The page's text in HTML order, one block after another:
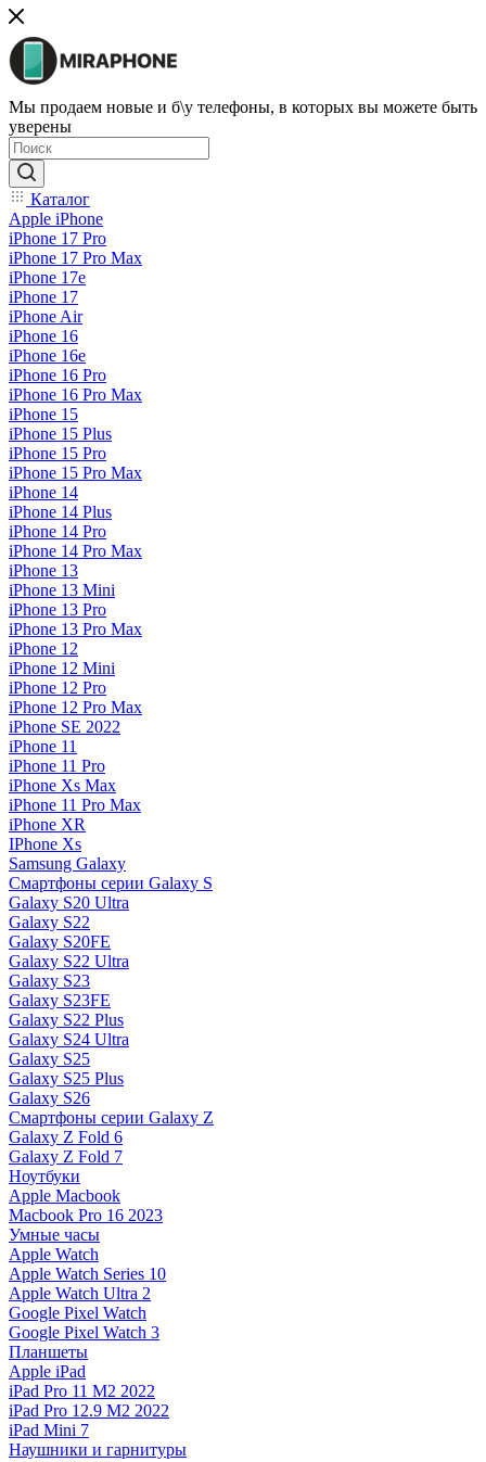
Мы продаем новые и б\у телефоны, в которых вы можете быть
уверены
Каталог
Apple iPhone
iPhone 17 Pro
iPhone 17 Pro Max
iPhone 17e
iPhone 17
iPhone Air
iPhone 16
iPhone 16e
iPhone 16 Pro
iPhone 16 Pro Max
iPhone 15
iPhone 15 Plus
iPhone 15 Pro
iPhone 15 Pro Max
iPhone 14
iPhone 14 Plus
iPhone 14 Pro
iPhone 14 Pro Max
iPhone 13
iPhone 13 Mini
iPhone 13 Pro
iPhone 13 Pro Max
iPhone 12
iPhone 12 Mini
iPhone 12 Pro
iPhone 12 Pro Max
iPhone SE 2022
iPhone 11
iPhone 11 Pro
iPhone Xs Max
iPhone 11 Pro Max
iPhone XR
IPhone Xs
Samsung Galaxy
Смартфоны серии Galaxy S
Galaxy S20 Ultra
Galaxy S22
Galaxy S20FE
Galaxy S22 Ultra
Galaxy S23
Galaxy S23FE
Galaxy S22 Plus
Galaxy S24 Ultra
Galaxy S25
Galaxy S25 Plus
Galaxy S26
Смартфоны серии Galaxy Z
Galaxy Z Fold 6
Galaxy Z Fold 7
Ноутбуки
Apple Macbook
Macbook Pro 16 2023
Умные часы
Apple Watch
Apple Watch Series 10
Apple Watch Ultra 2
Google Pixel Watch
Google Pixel Watch 3
Планшеты
Apple iPad
iPad Pro 11 M2 2022
iPad Pro 12.9 M2 2022
iPad Mini 7
Наушники и гарнитуры